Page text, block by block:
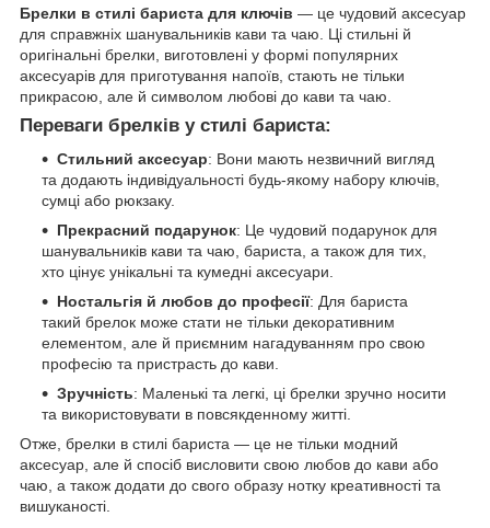
Брелки в стилі бариста для ключів — це чудовий аксесуар
для справжніх шанувальників кави та чаю. Ці стильні й
оригінальні брелки, виготовлені у формі популярних
аксесуарів для приготування напоїв, стають не тільки
прикрасою, але й символом любові до кави та чаю.
Переваги брелків у стилі бариста:
Стильний аксесуар: Вони мають незвичний вигляд
та додають індивідуальності будь-якому набору ключів,
сумці або рюкзаку.
Прекрасний подарунок: Це чудовий подарунок для
шанувальників кави та чаю, бариста, а також для тих,
хто цінує унікальні та кумедні аксесуари.
Ностальгія й любов до професії: Для бариста
такий брелок може стати не тільки декоративним
елементом, але й приємним нагадуванням про свою
професію та пристрасть до кави.
Зручність: Маленькі та легкі, ці брелки зручно носити
та використовувати в повсякденному житті.
Отже, брелки в стилі бариста — це не тільки модний
аксесуар, але й спосіб висловити свою любов до кави або
чаю, а також додати до свого образу нотку креативності та
вишуканості.